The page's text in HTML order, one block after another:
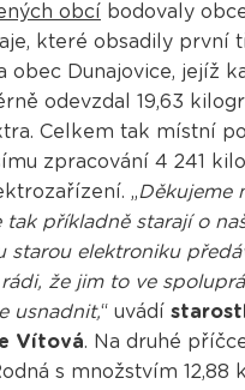
obcí
bodovaly
které obsadily první
obec Dunajovice, jejíž
odevzdal 19,63
Celkem tak místní
zpracování 4 241
„Děkujeme
tak příkladně starají o
starou elektroniku
že jim to ve
usnadnit,“ uvádí
Vítová. Na druhé
s množstvím 12,88